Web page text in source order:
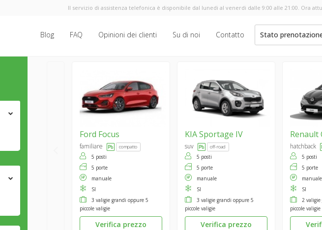
Il servizio di assistenza telefonica è disponibile dal lunedi al venerdi dalle 9:00 alle 21:00. Ora
Blog FAQ Opinioni dei clienti Su di noi Contatto Stato
Ford Focus
familiare compatto
5 posti
5 porte
manuale
SI
3 valigie grandi oppure 5
piccole valigie
Verifica prezzo
KIASportage IV
suv off-road
5 posti
5 porte
manuale
SI
3 valigie grandi oppure 5
piccole valigie
Verifica prezzo
Renault
hatchback
5 posti
5 porte
manuale
SI
2
piccole valigie